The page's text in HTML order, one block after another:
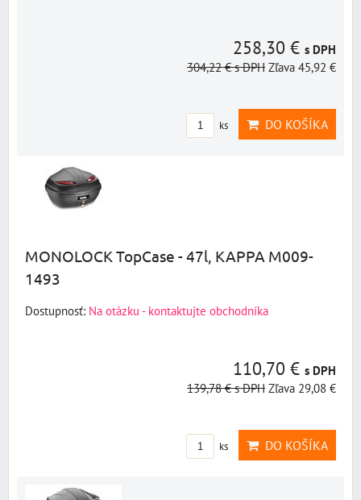
258,30 € s DPH
304,22 €s DPH Zľava 45,92 €
ks DO KOŠÍKA
MONOLOCK TopCase - 47l, KAPPA M009-
1493
Dostupnosť: Na otázku - kontaktujte obchodníka
110,70 € s DPH
139,78 €s DPH Zľava 29,08 €
ks DO KOŠÍKA